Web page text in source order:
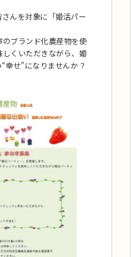
んを対象に「婚活パー
ブランド化農産物を使
くいただきながら、婚
幸せ”になりませんか？